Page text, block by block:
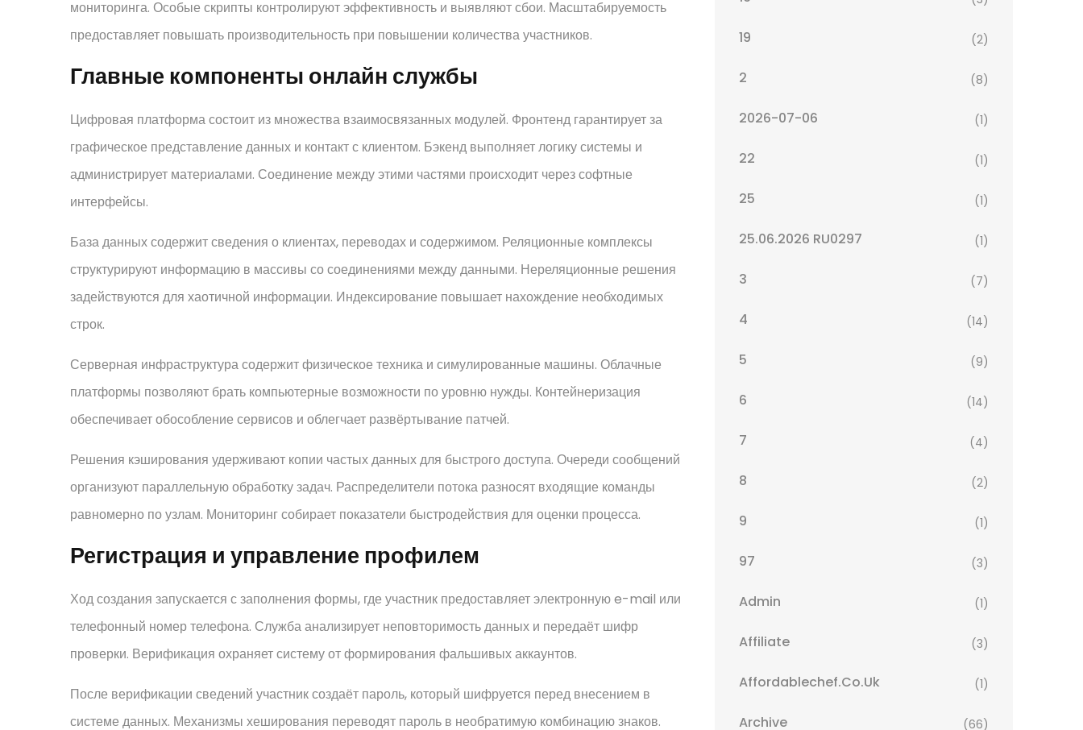
мониторинга. Особые скрипты контролируют эффективность и выявляют сбои. Масштабируемость
предоставляет повышать производительность при повышении количества участников.
Главные компоненты онлайн службы
Цифровая платформа состоит из множества взаимосвязанных модулей. Фронтенд гарантирует за
графическое представление данных и контакт с клиентом. Бэкенд выполняет логику системы и
администрирует материалами. Соединение между этими частями происходит через софтные
интерфейсы.
База данных содержит сведения о клиентах, переводах и содержимом. Реляционные комплексы
структурируют информацию в массивы со соединениями между данными. Нереляционные решения
задействуются для хаотичной информации. Индексирование повышает нахождение необходимых
строк.
Серверная инфраструктура содержит физическое техника и симулированные машины. Облачные
платформы позволяют брать компьютерные возможности по уровню нужды. Контейнеризация
обеспечивает обособление сервисов и облегчает развёртывание патчей.
Решения кэширования удерживают копии частых данных для быстрого доступа. Очереди сообщений
организуют параллельную обработку задач. Распределители потока разносят входящие команды
равномерно по узлам. Мониторинг собирает показатели быстродействия для оценки процесса.
Регистрация и управление профилем
Ход создания запускается с заполнения формы, где участник предоставляет электронную e-mail или
телефонный номер телефона. Служба анализирует неповторимость данных и передаёт шифр
проверки. Верификация охраняет систему от формирования фальшивых аккаунтов.
После верификации сведений участник создаёт пароль, который шифруется перед внесением в
системе данных. Механизмы хеширования переводят пароль в необратимую комбинацию знаков.
19 (2)
2 (8)
2026-07-06 (1)
22 (1)
25 (1)
25.06.2026 RU0297 (1)
3 (7)
4 (14)
5 (9)
6 (14)
7 (4)
8 (2)
9 (1)
97 (3)
Admin (1)
Affiliate (3)
Affordablechef.co.uk (1)
Archive (66)